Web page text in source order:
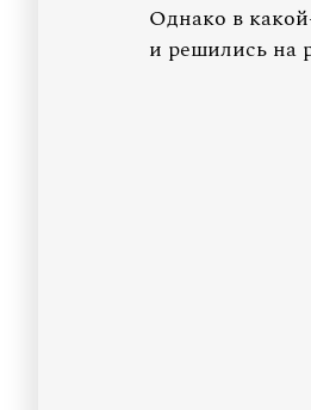
Однако в
и решились на